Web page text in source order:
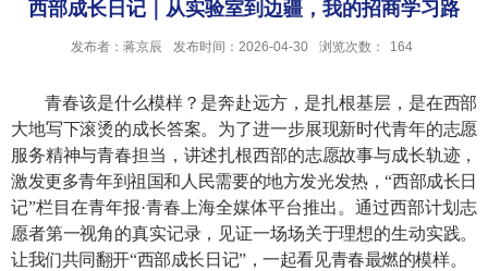
西部成长日记｜从实验室到边疆，我的招商学习路
发布者：蒋京辰 发布时间：2026-04-30 浏览次数： 164
青春该是什么模样？是奔赴远方，是扎根基层，是在西部
大地写下滚烫的成长答案。为了进一步展现新时代青年的志愿
服务精神与青春担当，讲述扎根西部的志愿故事与成长轨迹，
激发更多青年到祖国和人民需要的地方发光发热，“西部成长日
记”栏目在青年报·青春上海全媒体平台推出。通过西部计划志
愿者第一视角的真实记录，见证一场场关于理想的生动实践。
让我们共同翻开“西部成长日记”，一起看见青春最燃的模样。